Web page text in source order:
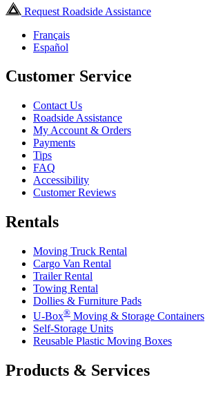
Request Roadside Assistance
Français
Español
Customer Service
Contact Us
Roadside Assistance
My Account & Orders
Payments
Tips
FAQ
Accessibility
Customer Reviews
Rentals
Moving Truck Rental
Cargo Van Rental
Trailer Rental
Towing Rental
Dollies & Furniture Pads
U-Box® Moving & Storage Containers
Self-Storage Units
Reusable Plastic Moving Boxes
Products & Services